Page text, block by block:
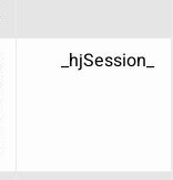
_hjSession_